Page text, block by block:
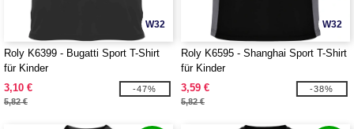
W32
Roly K6399 - Bugatti Sport T-Shirt
für Kinder
3,10 €
5,82 €
-47%
W32
Roly K6595 - Shanghai Sport T-Shirt
für Kinder
3,59 €
5,82 €
-38%